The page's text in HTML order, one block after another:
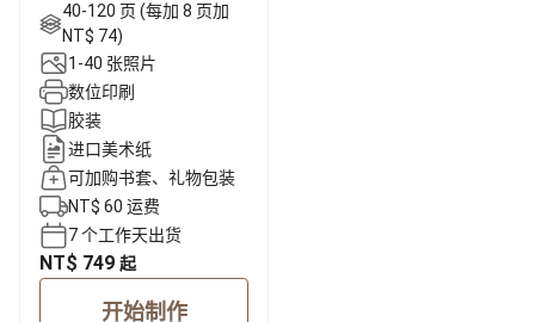
40-120 页 (每加 8 页加
NT$ 74)
1-40 张照片
数位印刷
胶装
进口美术纸
可加购书套、礼物包装
NT$ 60 运费
7 个工作天出货
NT$ 749 起
开始制作